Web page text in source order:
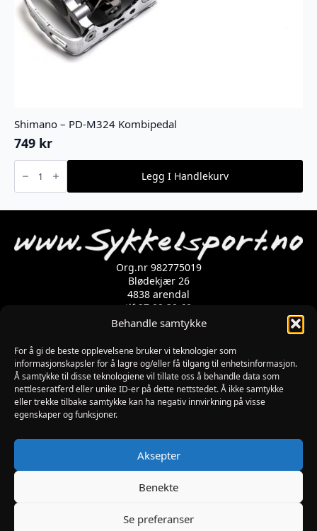
Behandle samtykke
For å gi de beste opplevelsene bruker vi teknologier som
informasjonskapsler for å lagre og/eller få tilgang til enhetsinformasjon.
Å samtykke til disse teknologiene vil tillate oss å behandle data som
nettleseratferd eller unike ID-er på dette nettstedet. Å ikke samtykke
eller trekke tilbake samtykke kan ha negativ innvirkning på visse
egenskaper og funksjoner.
Aksepter
Benekte
Se preferanser
Shimano – PD-M324 Kombipedal
749 kr
Shimano
PD-
M324
Legg I Handlekurv
Org.nr 982775019
Blødekjær 26
4838 arendal
tlf 37 02 39 60
Kontaktskjema
Åpningstider
MANDAG-FREDAG: 09:00-17:00
LØRDAG: 10:00-15:00
SØNDAG: STENGT
PÅSKEAFTEN OG PINSEAFTEN : 10:00-13:00
Informasjon
MIN SIDE
KJØPSBETINGELSER
Utviklet av Digipos AS – Arendal Copyright 2026